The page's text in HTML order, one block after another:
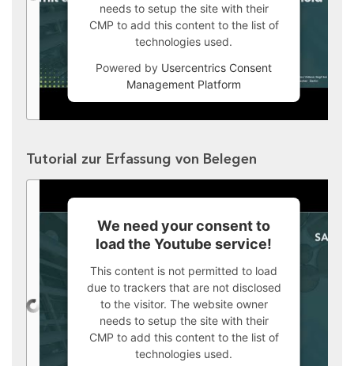
needs to setup the site with their
CMP to add this content to the list of
technologies used.
Powered by Usercentrics Consent
Management Platform
Tutorial zur Erfassung von Belegen
We need your consent to
load the Youtube service!
This content is not permitted to load
due to trackers that are not disclosed
to the visitor. The website owner
needs to setup the site with their
CMP to add this content to the list of
technologies used.